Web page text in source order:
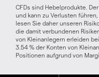
CFDs sind Hebelprodukte.
und kann zu Verlusten
lesen Sie daher unseren
die damit verbundenen
von Kleinanlegern erleiden
3.54 % der Konten von
Positionen aufgrund von